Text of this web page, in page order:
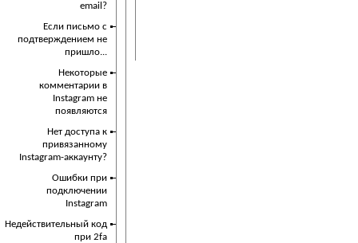
email?
Если письмо с
подтверждением не
пришло...
Некоторые
комментарии в
Instagram не
появляются
Нет доступа к
привязанному
Instagram-аккаунту?
Ошибки при
подключении
Instagram
Недействительный код
при 2fa